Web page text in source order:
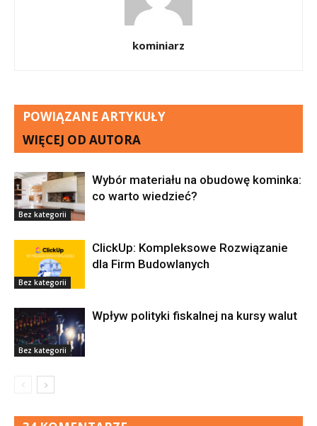
kominiarz
POWIĄZANE ARTYKUŁY
WIĘCEJ OD AUTORA
Bez kategorii
Wybór materiału na obudowę kominka:
co warto wiedzieć?
Bez kategorii
ClickUp: Kompleksowe Rozwiązanie
dla Firm Budowlanych
Bez kategorii
Wpływ polityki fiskalnej na kursy walut